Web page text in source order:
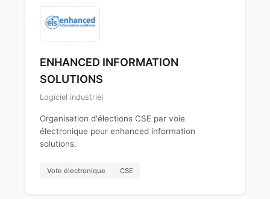
ENHANCED INFORMATION
SOLUTIONS
Logiciel industriel
Organisation d'élections CSE par voie
électronique pour enhanced information
solutions.
Vote électronique CSE